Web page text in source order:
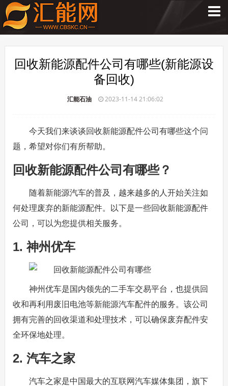
回收新能源配件公司有哪些(新能源设
备回收)
汇能石油 2023-11-14 21:06:02
今天我们来谈谈回收新能源配件公司有哪些这个问
题，希望对你们有所帮助。
回收新能源配件公司有哪些？
随着新能源汽车的普及，越来越多的人开始关注如
何处理废弃的新能源配件。以下是一些回收新能源配件
公司，可以为您提供相关服务。
1. 神州优车
神州优车是国内领先的二手车交易平台，也提供回
收和再利用废旧电池等新能源汽车配件的服务。该公司
拥有完善的回收渠道和处理技术，可以确保废弃配件安
全环保地处理。
2. 汽车之家
汽车之家是中国最大的互联网汽车媒体集团，旗下